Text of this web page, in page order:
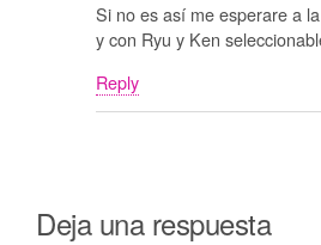
Si no es así me esperare a
y con Ryu y Ken
Reply
Deja una respuesta